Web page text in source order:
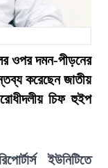
ওপর দমন-পীড়নের
করেছেন জাতীয়
চিফ হুইপ
ইউনিটিতে